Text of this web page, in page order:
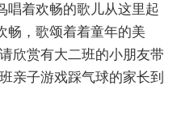
唱着欢畅的歌儿从这里起
畅，歌颂着着童年的美
欣赏有大二班的小朋友带
亲子游戏踩气球的家长到